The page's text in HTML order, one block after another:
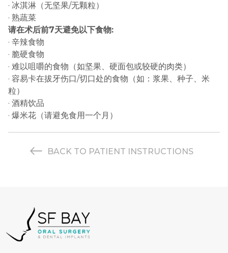
· 冰淇淋（无坚果/无颗粒）
· 熟蔬菜
请在术后前7天避免以下食物:
· 辛辣食物
· 脆硬食物
· 难以咀嚼的食物（如坚果、硬面包或较硬的肉类）
· 容易卡在拔牙伤口/切口处的食物（如：浆果、种子、米
粒）
· 酒精饮品
· 爆米花（请避免食用一个月）
BACK TO PATIENT INSTRUCTIONS